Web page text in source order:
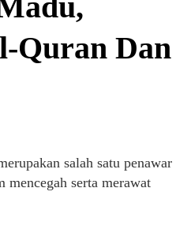
Quran Dan
salah satu penawar
mencegah serta merawat